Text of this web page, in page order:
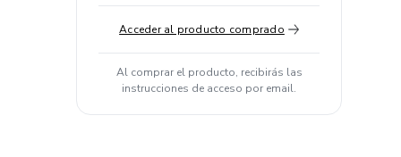
Acceder al producto comprado
Al comprar el producto, recibirás las
instrucciones de acceso por email.